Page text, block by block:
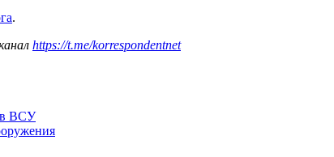
.
https://t.me/korrespondentnet
в ВСУ